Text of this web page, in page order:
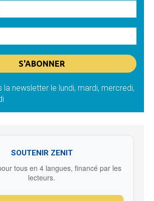
la newsletter le lundi, mardi, mercredi,
SOUTENIR ZENIT
tous en 4 langues, financé par les
lecteurs.